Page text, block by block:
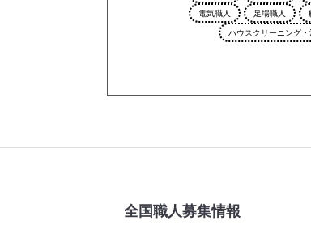
電気職人
足場職人
ハウスクリーニング・
全国職人募集情報